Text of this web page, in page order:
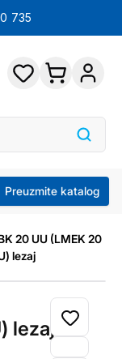
735
Preuzmite katalog
20 UU (LMEK 20
lezaj
lezaj